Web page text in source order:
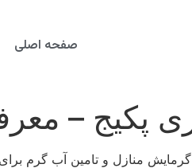
صفحه اصلی
معرفی ۷ نکته طلایی و
منازل و تامین آب گرم